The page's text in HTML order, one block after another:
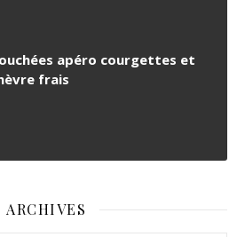
apéro courgettes et
frais
ARCHIVES